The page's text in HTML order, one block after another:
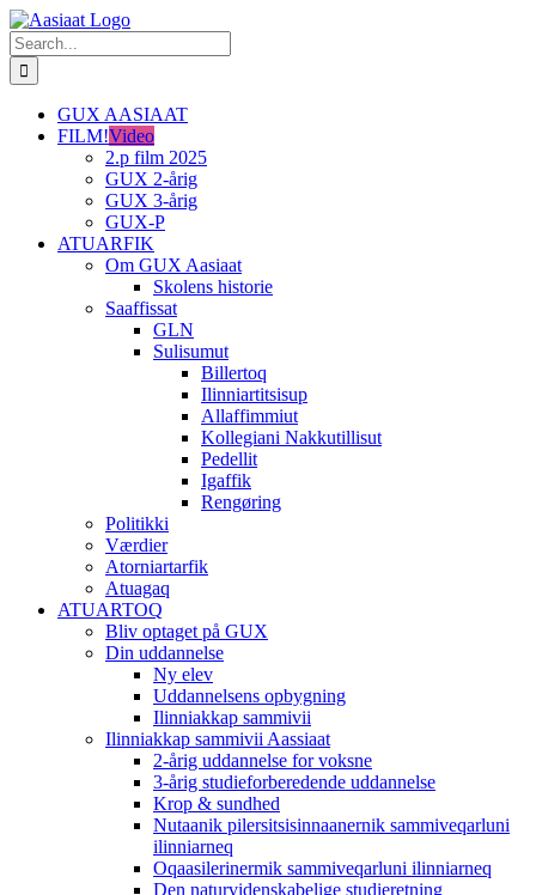
Skip
to
content
Search
for:
GUX AASIAAT
FILM!Video
2.p film 2025
GUX 2-årig
GUX 3-årig
GUX-P
ATUARFIK
Om GUX Aasiaat
Skolens historie
Saaffissat
GLN
Sulisumut
Billertoq
Ilinniartitsisup
Allaffimmiut
Kollegiani Nakkutillisut
Pedellit
Igaffik
Rengøring
Politikki
Værdier
Atorniartarfik
Atuagaq
ATUARTOQ
Bliv optaget på GUX
Din uddannelse
Ny elev
Uddannelsens opbygning
Ilinniakkap sammivii
Ilinniakkap sammivii Aassiaat
2-årig uddannelse for voksne
3-årig studieforberedende uddannelse
Krop & sundhed
Nutaanik pilersitsisinnaanernik sammiveqarluni
ilinniarneq
Oqaasilerinermik sammiveqarluni ilinniarneq
Den naturvidenskabelige studieretning